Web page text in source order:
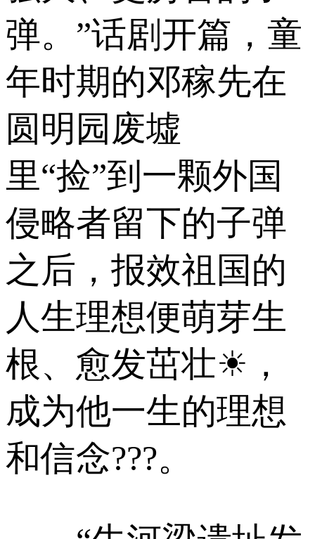
弹。”话剧开篇，童
年时期的邓稼先在
圆明园废墟
里“捡”到一颗外国
侵略者留下的子弹
之后，报效祖国的
人生理想便萌芽生
根、愈发茁壮☀，
成为他一生的理想
和信念???。